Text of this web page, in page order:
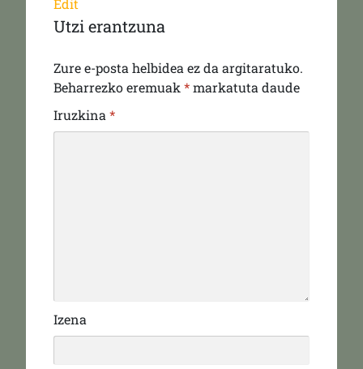
Edit
Utzi erantzuna
Zure e-posta helbidea ez da argitaratuko.
Beharrezko eremuak *markatuta daude
Iruzkina *
Izena